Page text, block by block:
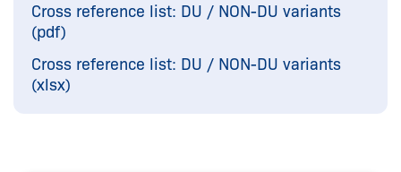
Cross reference list: DU / NON-DU variants
(pdf)
Cross reference list: DU / NON-DU variants
(xlsx)